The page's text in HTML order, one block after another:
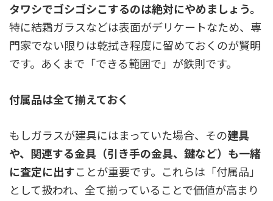
タワシでゴシゴシこするのは絶対にやめましょう。
特に結霜ガラスなどは表面がデリケートなため、専
門家でない限りは乾拭き程度に留めておくのが賢明
です。あくまで「できる範囲で」が鉄則です。
付属品は全て揃えておく
もしガラスが建具にはまっていた場合、その建具
や、関連する金具（引き手の金具、鍵など）も一緒
に査定に出すことが重要です。これらは「付属品」
として扱われ、全て揃っていることで価値が高まり